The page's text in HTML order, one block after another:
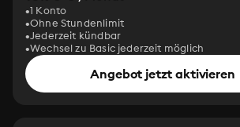
"Ein Reisebericht voller Menschlichkeit
Herzenswärme." (Deutschlandfunk
"Eine wahre Geschichte über den
über die Verzweiflung und den Sieg
andere." (The Sunday Times)
1 Konto
Ohne Stundenlimit
Jederzeit kündbar
Wechsel zu Basic jederzeit möglich
Angebot jetzt aktivieren